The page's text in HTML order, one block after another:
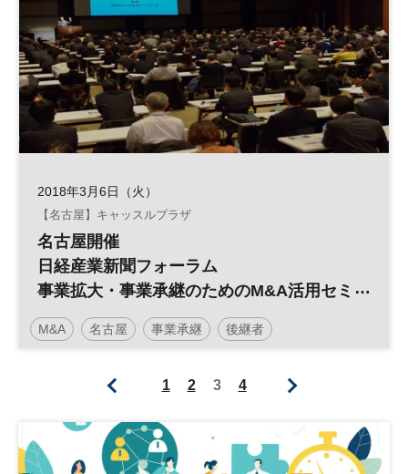
2018年3月6日（火）
【名古屋】キャッスルプラザ
名古屋開催
日経産業新聞フォーラム
事業拡大・事業承継のためのM&A活用セミ
ナー
M&A 名古屋 事業承継 後継者
1 2 3 4